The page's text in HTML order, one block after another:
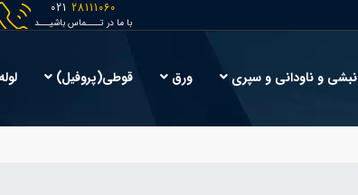
021 28111060
با ما در تــــماس باشیـــد
نبشی و ناودانی و سپری ورق قوطی(پروفیل) لوله